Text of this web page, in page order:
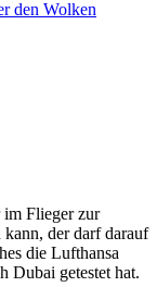
den Wolken
Flieger zur
der darf darauf
die Lufthansa
Dubai getestet hat.